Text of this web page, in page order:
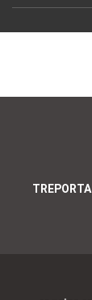
TREPORTA